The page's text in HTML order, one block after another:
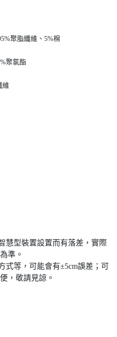
聚脂纖維、5%棉
聚氯酯
維
慧型裝置設置而有落差，實際
準。
式等，可能會有±5cm誤差；可
，敬請見諒。